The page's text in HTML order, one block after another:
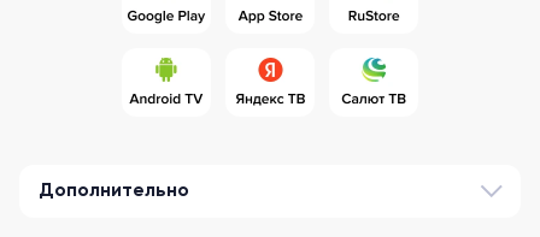
Дополнительно